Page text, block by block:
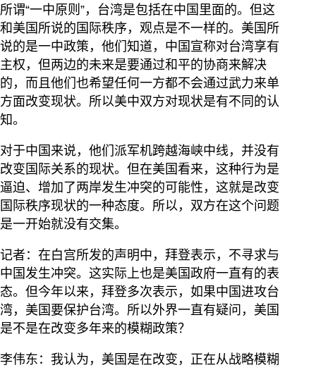
所谓“一中原则”，台湾是包括在中国里面的。但这
和美国所说的国际秩序，观点是不一样的。美国所
说的是一中政策，他们知道，中国宣称对台湾享有
主权，但两边的未来是要通过和平的协商来解决
的，而且他们也希望任何一方都不会通过武力来单
方面改变现状。所以美中双方对现状是有不同的认
知。
对于中国来说，他们派军机跨越海峡中线，并没有
改变国际关系的现状。但在美国看来，这种行为是
逼迫、增加了两岸发生冲突的可能性，这就是改变
国际秩序现状的一种态度。所以，双方在这个问题
是一开始就没有交集。
记者：在白宫所发的声明中，拜登表示，不寻求与
中国发生冲突。这实际上也是美国政府一直有的表
态。但今年以来，拜登多次表示，如果中国进攻台
湾，美国要保护台湾。所以外界一直有疑问，美国
是不是在改变多年来的模糊政策？
李伟东：我认为，美国是在改变，正在从战略模糊